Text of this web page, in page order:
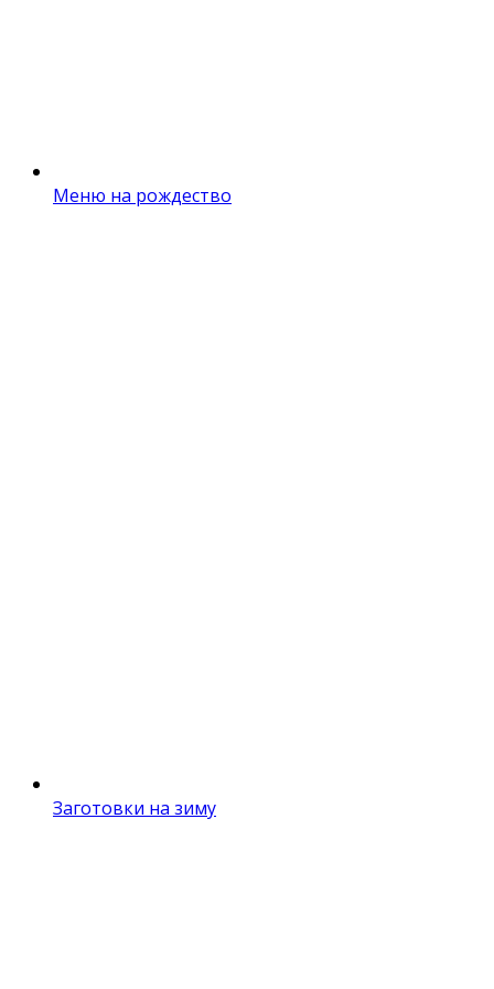
Меню на рождество
Заготовки на зиму